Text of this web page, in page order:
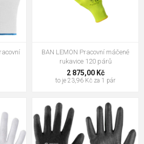
BAN LEMON Pracovní máčené
rukavice 120 párů
2 875,00 Kč
to je 23,96 Kč za 1 pár